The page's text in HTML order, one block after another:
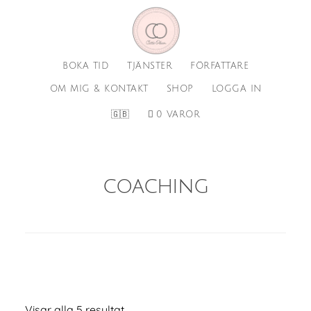
BOKA TID TJÄNSTER FÖRFATTARE
OM MIG & KONTAKT SHOP LOGGA IN
🇬🇧 0 VAROR
coaching